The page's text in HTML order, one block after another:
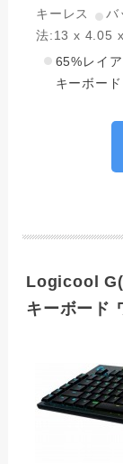
キーレス
バ
法:13 x 4.05
65%レイ
キーボード
Logicool G(
キーボード